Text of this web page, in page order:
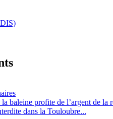
baleine profite de l’argent de la
dans la Touloubre...